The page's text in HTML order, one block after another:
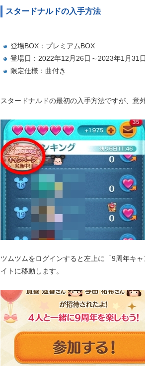
スタードナルドの入手方法
登場BOX：プレミアムBOX
登場日：2022年12月26日～2023年1月31
限定仕様：曲付き
スタードナルドの最初の入手方法ですが、意
ツムツムをログインすると左上に「9周年キ
イトに移動します。